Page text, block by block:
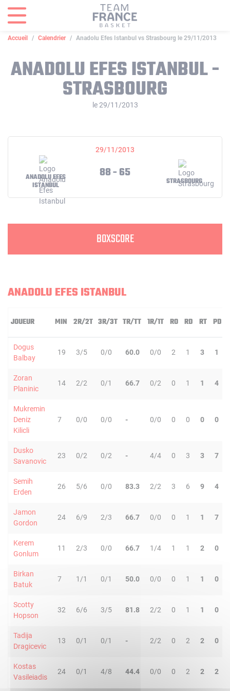
Accueil Calendrier Anadolu Efes Istanbul vs Strasbourg le 29/11/2013
ANADOLU EFES ISTANBUL -
STRASBOURG
le 29/11/2013
29/11/2013
ANADOLU EFES
ISTANBUL
88 - 65
STRASBOURG
BOXSCORE
ANADOLU EFES ISTANBUL
JOUEUR MIN 2R/2T 3R/3T TR/TT 1R/1T RO RD RT PD
Dogus
Balbay
19 3/5 0/0 60.0 0/0 2 1 3 1
Zoran
Planinic
14 2/2 0/1 66.7 0/2 0 1 1 4
Mukremin
Deniz
Kilicli
7 0/0 0/0 - 0/0 0 0 0 0
Dusko
Savanovic
23 0/2 0/2 - 4/4 0 3 3 7
Semih
Erden
26 5/6 0/0 83.3 2/2 3 6 9 4
Jamon
Gordon
24 6/9 2/3 66.7 0/0 0 1 1 7
Kerem
Gonlum
11 2/3 0/0 66.7 1/4 1 1 2 0
Birkan
Batuk
7 1/1 0/1 50.0 0/0 0 1 1 0
Scotty
Hopson
32 6/6 3/5 81.8 2/2 0 1 1 0
Tadija
Dragicevic
13 0/1 0/1 - 2/2 0 2 2 0
Kostas
Vasileiadis
24 0/1 4/8 44.4 0/0 0 2 2 2
Panneau de gestion des cookies